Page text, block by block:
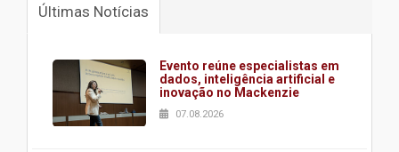
Últimas Notícias
Evento reúne especialistas em
dados, inteligência artificial e
inovação no Mackenzie
07.08.2026